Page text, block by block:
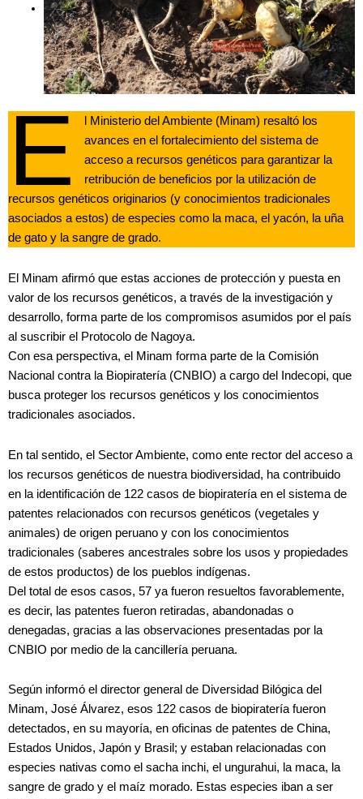
E
l Ministerio del Ambiente (Minam) resaltó los
avances en el fortalecimiento del sistema de
acceso a recursos genéticos para garantizar la
retribución de beneficios por la utilización de
recursos genéticos originarios (y conocimientos tradicionales
asociados a estos) de especies como la maca, el yacón, la uña
de gato y la sangre de grado.
El Minam afirmó que estas acciones de protección y puesta en
valor de los recursos genéticos, a través de la investigación y
desarrollo, forma parte de los compromisos asumidos por el país
al suscribir el Protocolo de Nagoya.
Con esa perspectiva, el Minam forma parte de la Comisión
Nacional contra la Biopiratería (CNBIO) a cargo del Indecopi, que
busca proteger los recursos genéticos y los conocimientos
tradicionales asociados.
En tal sentido, el Sector Ambiente, como ente rector del acceso a
los recursos genéticos de nuestra biodiversidad, ha contribuido
en la identificación de 122 casos de biopiratería en el sistema de
patentes relacionados con recursos genéticos (vegetales y
animales) de origen peruano y con los conocimientos
tradicionales (saberes ancestrales sobre los usos y propiedades
de estos productos) de los pueblos indígenas.
Del total de esos casos, 57 ya fueron resueltos favorablemente,
es decir, las patentes fueron retiradas, abandonadas o
denegadas, gracias a las observaciones presentadas por la
CNBIO por medio de la cancillería peruana.
Según informó el director general de Diversidad Bilógica del
Minam, José Álvarez, esos 122 casos de biopiratería fueron
detectados, en su mayoría, en oficinas de patentes de China,
Estados Unidos, Japón y Brasil; y estaban relacionadas con
especies nativas como el sacha inchi, el ungurahui, la maca, la
sangre de grado y el maíz morado. Estas especies iban a ser